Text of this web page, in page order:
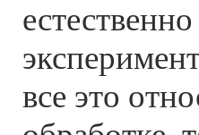
все это